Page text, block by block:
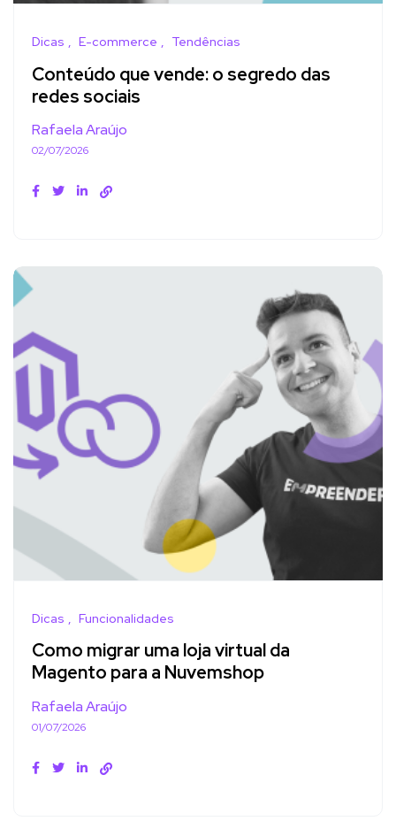
Dicas E-commerce Tendências
Conteúdo que vende: o segredo das
redes sociais
Rafaela Araújo
02/07/2026
Dicas Funcionalidades
Como migrar uma loja virtual da
Magento para a Nuvemshop
Rafaela Araújo
01/07/2026